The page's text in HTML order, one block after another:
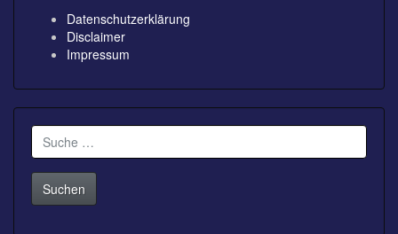
Datenschutzerklärung
Disclaimer
Impressum
Suche
nach: